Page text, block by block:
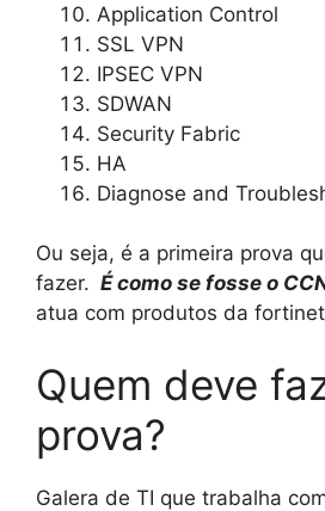
Application Control
SSL VPN
IPSEC VPN
SDWAN
Security Fabric
HA
Diagnose and
Ou seja, é a primeira prova
fazer. É como se fosse o
atua com produtos da
Quem deve
prova?
Galera de TI que trabalha